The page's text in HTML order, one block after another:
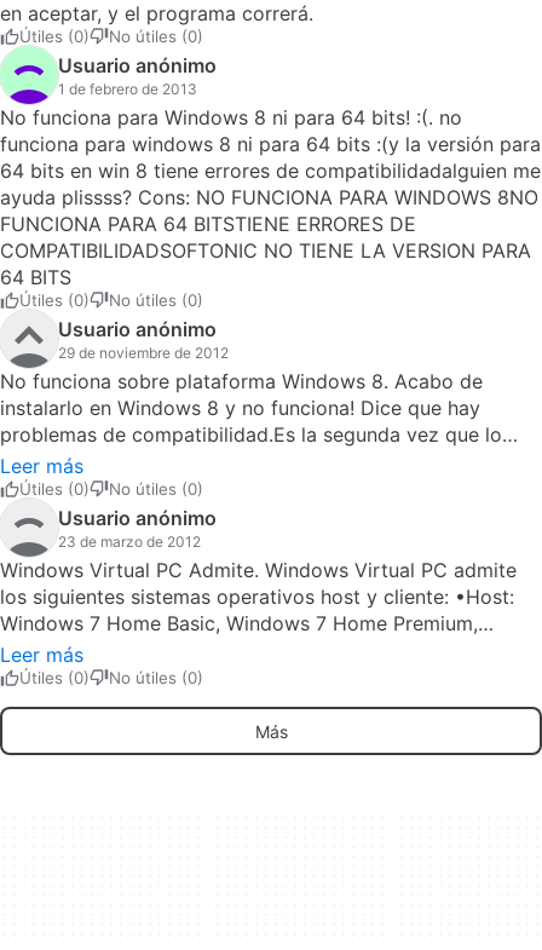
en aceptar, y el programa correrá.
Útiles (0) No útiles (0)
Usuario anónimo
1 de febrero de 2013
No funciona para Windows 8 ni para 64 bits! :(. no
funciona para windows 8 ni para 64 bits :(y la versión para
64 bits en win 8 tiene errores de compatibilidadalguien me
ayuda plissss? Cons: NO FUNCIONA PARA WINDOWS 8NO
FUNCIONA PARA 64 BITSTIENE ERRORES DE
COMPATIBILIDADSOFTONIC NO TIENE LA VERSION PARA
64 BITS
Útiles (0) No útiles (0)
Usuario anónimo
29 de noviembre de 2012
No funciona sobre plataforma Windows 8. Acabo de
instalarlo en Windows 8 y no funciona! Dice que hay
problemas de compatibilidad.Es la segunda vez que lo
descargo y en la primer descarga ni podía instalarlo. Pero
al descargar por Softonic, me dejo instalarlo, pero a la
hora de ejecutarlo me sale un cartel diciendo que se
encontró un problema de compatibilidad. Por más que uso
la Solución en Línea, no se encuentra solución. :(
Leer más
Útiles (0) No útiles (0)
Usuario anónimo
23 de marzo de 2012
Windows Virtual PC Admite. Windows Virtual PC admite
los siguientes sistemas operativos host y cliente: •Host:
Windows 7 Home Basic, Windows 7 Home Premium,
Windows 7 Professional, Windows 7 Ultimate y Windows 7
Enterprise. •Cliente: Windows XP Service Pack 3 (SP3)
Professional, Windows Vista Enterprise Service Pack 1
(SP1), Windows Vista Ultimate Service Pack 1 (SP1),
Windows Vista Business Service Pack 1 (SP1), Windows 7
Leer más
Útiles (0) No útiles (0)
Más